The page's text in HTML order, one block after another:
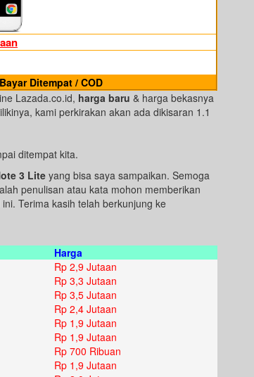
Ditempat / COD
Lazada.co.id, harga baru & harga bekasnya
kami perkirakan akan ada dikisaran 1.1
ditempat kita.
3 Lite yang bisa saya sampaikan. Semoga
penulisan atau kata mohon memberikan
Terima kasih telah berkunjung ke
Harga
Rp 2,9 Jutaan
Rp 3,3 Jutaan
Rp 3,5 Jutaan
Rp 2,4 Jutaan
Rp 1,9 Jutaan
Rp 1,9 Jutaan
Rp 700 Ribuan
Rp 1,9 Jutaan